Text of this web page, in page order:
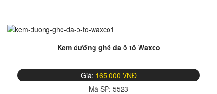
Kem dưỡng ghế da ô tô Waxco
Giá: 165.000 VNĐ
Mã SP: 5523